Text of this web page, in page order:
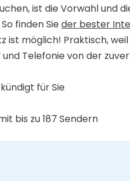
ist die Vorwahl und
finden Sieder bester
ist möglich! Praktisch,
Telefonie von der
für Sie
bis zu 187 Sendern